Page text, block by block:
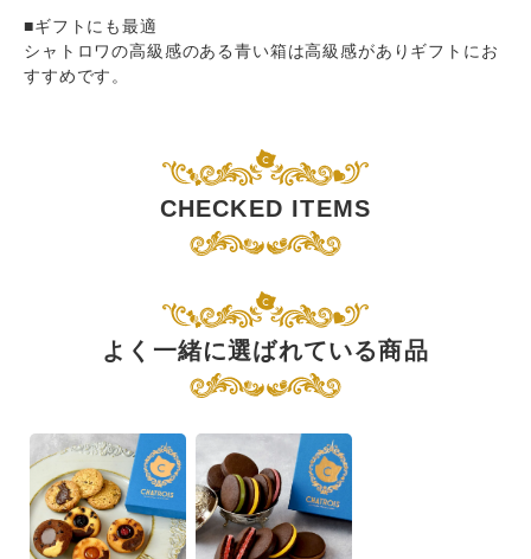
■ギフトにも最適
シャトロワの高級感のある青い箱は高級感がありギフトにお
すすめです。
CHECKED ITEMS
よく一緒に選ばれている商品